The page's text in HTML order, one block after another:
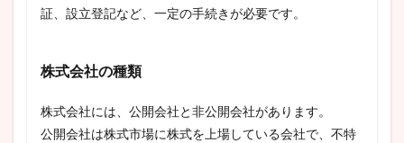
証、設立登記など、一定の手続きが必要です。
株式会社の種類
株式会社には、公開会社と非公開会社があります。
公開会社は株式市場に株式を上場している会社で、不特